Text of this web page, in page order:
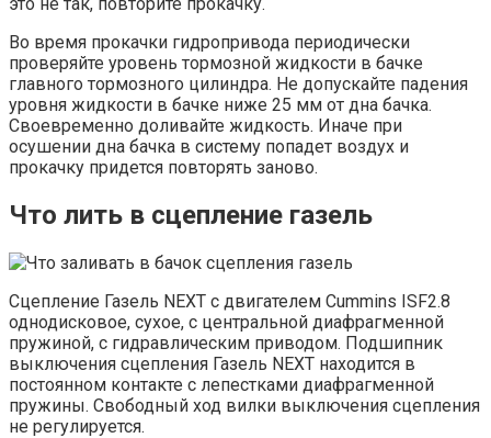
Во время прокачки гидропривода периодически
проверяйте уровень тормозной жидкости в бачке
главного тормозного цилиндра. Не допускайте падения
уровня жидкости в бачке ниже 25 мм от дна бачка.
Своевременно доливайте жидкость. Иначе при
осушении дна бачка в систему попадет воздух и
прокачку придется повторять заново.
Что лить в сцепление газель
Сцепление Газель NEXT с двигателем Cummins ISF2.8
однодисковое, сухое, с центральной диафрагменной
пружиной, с гидравлическим приводом. Подшипник
выключения сцепления Газель NEXT находится в
постоянном контакте с лепестками диафрагменной
пружины. Свободный ход вилки выключения сцепления
не регулируется.